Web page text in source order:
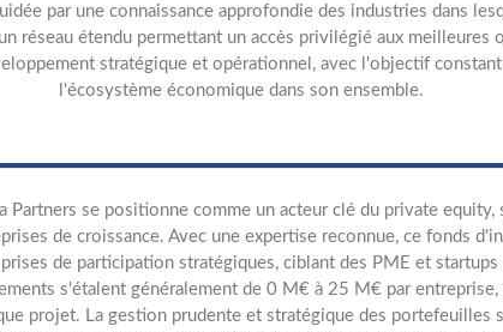
par une connaissance approfondie des industries dans
réseau étendu permettant un accès privilégié aux meilleures
stratégique et opérationnel, avec l'objectif
l'écosystème économique dans son ensemble.
Partners se positionne comme un acteur clé du private
de croissance. Avec une expertise reconnue, ce fonds
de participation stratégiques, ciblant des PME et
s'étalent généralement de 0 M€ à 25 M€ par
projet. La gestion prudente et stratégique des portefeuilles